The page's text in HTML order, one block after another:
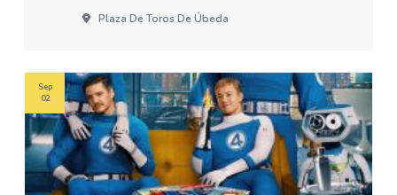
Plaza De Toros De Úbeda
Sep
02